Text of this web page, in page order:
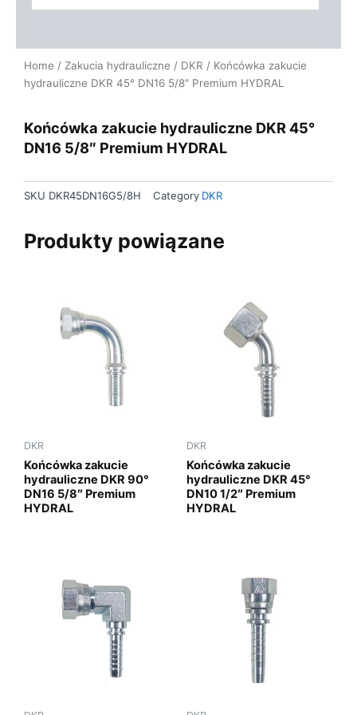
Home / Zakucia hydrauliczne / DKR / Końcówka zakucie
hydrauliczne DKR 45° DN16 5/8″ Premium HYDRAL
Końcówka zakucie hydrauliczne DKR 45°
DN16 5/8″ Premium HYDRAL
SKU DKR45DN16G5/8H Category DKR
Produkty powiązane
DKR
Końcówka zakucie
hydrauliczne DKR 90°
DN16 5/8″ Premium
HYDRAL
DKR
Końcówka zakucie
hydrauliczne DKR 45°
DN10 1/2″ Premium
HYDRAL